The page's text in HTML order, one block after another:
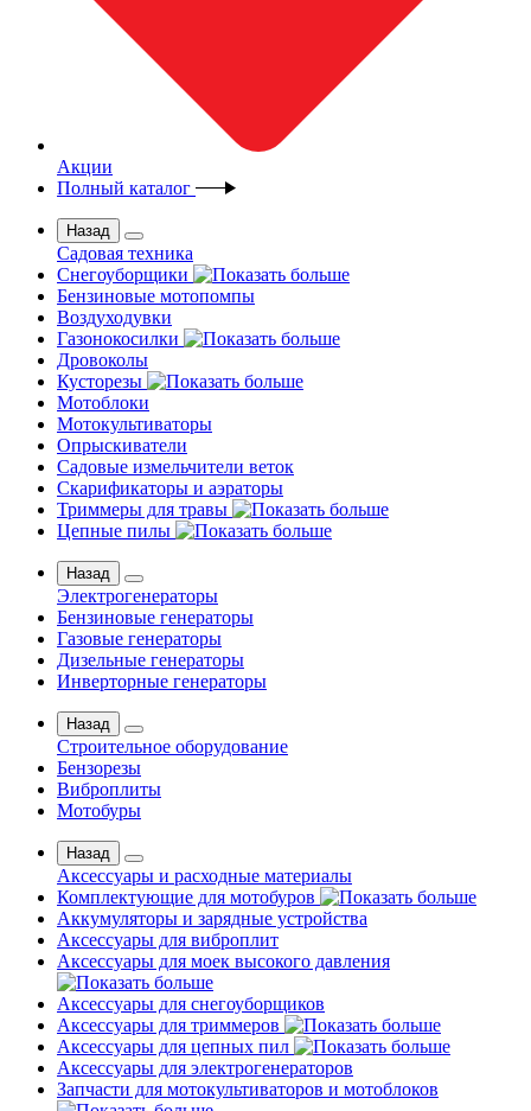
Акции
Полный каталог
Назад
Садовая техника
Снегоуборщики
Бензиновые мотопомпы
Воздуходувки
Газонокосилки
Дровоколы
Кусторезы
Мотоблоки
Мотокультиваторы
Опрыскиватели
Садовые измельчители веток
Скарификаторы и аэраторы
Триммеры для травы
Цепные пилы
Назад
Электрогенераторы
Бензиновые генераторы
Газовые генераторы
Дизельные генераторы
Инверторные генераторы
Назад
Строительное оборудование
Бензорезы
Виброплиты
Мотобуры
Назад
Аксессуары и расходные материалы
Комплектующие для мотобуров
Аккумуляторы и зарядные устройства
Аксессуары для виброплит
Аксессуары для моек высокого давления
Аксессуары для снегоуборщиков
Аксессуары для триммеров
Аксессуары для цепных пил
Аксессуары для электрогенераторов
Запчасти для мотокультиваторов и мотоблоков